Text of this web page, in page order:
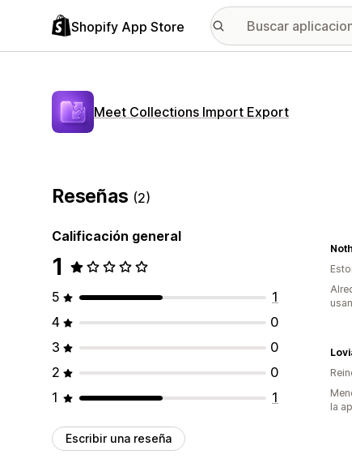
Shopify App Store
Meet Collections Import Export
Reseñas (2)
Calificación general
1
5
1
4
0
3
0
2
0
1
1
Escribir una reseña
la